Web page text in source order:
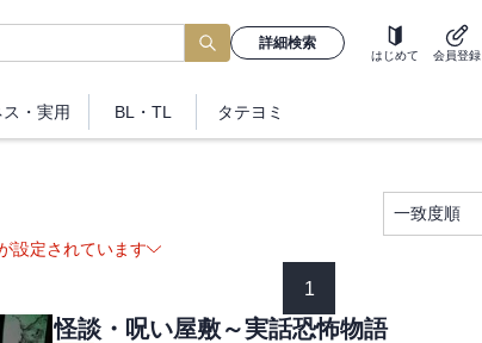
詳細検索
はじめて 会員登録
・実用 BL・TL タテヨミ
一致度順
設定されています
1
怪談・呪い屋敷～実話恐怖物語